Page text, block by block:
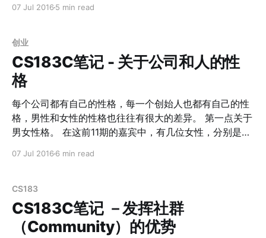
%E8%B0%A2%E4%B8%BD%E5%B0%94%C2%B7%E6
%A1%91%E5%BE%B7%E4%BC%AF%E6%A0%BC/dp/B
00NFCPRRG/ref=sr_
07 Jul 2016 5 min read
创业
CS183C笔记 - 关于公司和人的性
格
每个公司都有自己的性格，每一个创始人也都有自己的性
格，男性和女性的性格也往往有很大的差异。 第一点关于
男女性格。 在这前11期的嘉宾中，有几位女性，分别是
Minted [http://www.minted.com/] 的创始人Mariam，
SurveyMonkey [https://www.surveymonkey.com/]的
CTO Selina。其实女性创业者的性格和男性创业者的性格
还是有很大的区别。正如Selina所说在他们招人的时候，
07 Jul 2016 6 min read
CS183
CS183C笔记 －发挥社群
（Community）的优势